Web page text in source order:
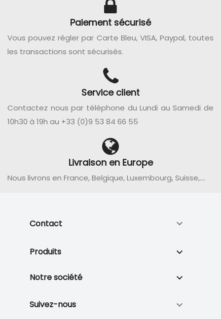
Paiement sécurisé
Vous pouvez régler par Carte Bleu, VISA, Paypal, toutes
les transactions sont sécurisés.
Service client
Contactez nous par téléphone du Lundi au Samedi de
10h30 à 19h au +33 (0)9 53 84 66 55
Livraison en Europe
Nous livrons en France, Belgique, Luxembourg, Suisse,....
Contact 
Produits 
Notre société 
Suivez-nous 